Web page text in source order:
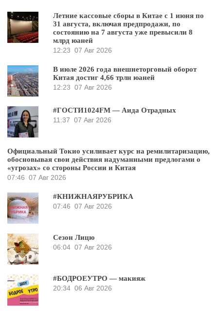
Летние кассовые сборы в Китае с 1 июня по
31 августа, включая предпродажи, по
состоянию на 7 августа уже превысили 8
млрд юаней
12:23 07 Авг 2026
В июле 2026 года внешнеторговый оборот
Китая достиг 4,66 трлн юаней
12:23 07 Авг 2026
#ГОСТИ1024FM — Аида Отрадных
11:37 07 Авг 2026
Официальный Токио усиливает курс на ремилитаризацию,
обосновывая свои действия надуманными предлогами о
«угрозах» со стороны России и Китая
07:46 07 Авг 2026
#КНИЖНАЯРУБРИКА
07:46 07 Авг 2026
Сезон Лицю
06:04 07 Авг 2026
#БОДРОЕУТРО — макияж
20:34 06 Авг 2026